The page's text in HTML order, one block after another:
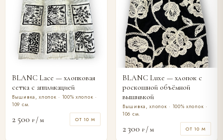
BLANC Lace — хлопковая
сетка с аппликацией
Вышивка, хлопок · 100% хлопок ·
109 см.
2 500 ₽ / м ОТ 10 М
BLANC Luxe — хлопок с
роскошной объёмной
вышивкой
Вышивка, хлопок · 100% хлопок ·
106 см.
2 300 ₽ / м ОТ 10 М